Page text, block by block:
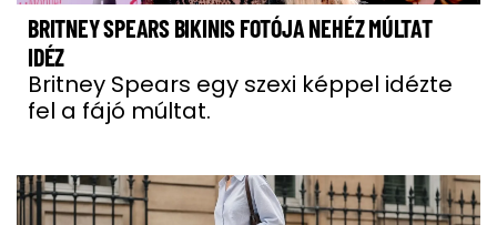
BRITNEY SPEARS BIKINIS FOTÓJA NEHÉZ MÚLTAT
IDÉZ
Britney Spears egy szexi képpel idézte
fel a fájó múltat.